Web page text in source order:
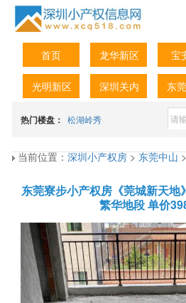
首页 龙华新区 宝
光明新区 深圳关内 东
热门楼盘： 松湖岭秀
当前位置：深圳小产权房>东莞中山
东莞寮步小产权房《莞城新天地
繁华地段 单价